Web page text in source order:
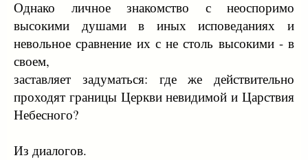
Однако личное знакомство с неоспоримо
высокими душами в иных исповеданиях и
невольное сравнение их с не столь высокими - в
своем,
заставляет задуматься: где же действительно
проходят границы Церкви невидимой и Царствия
Небесного?
Из диалогов.